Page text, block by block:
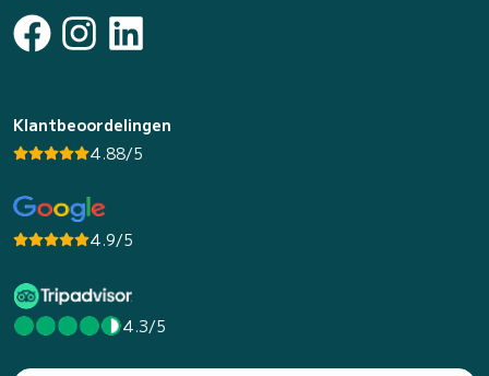
Klantbeoordelingen
4.88/5
4.9/5
4.3/5